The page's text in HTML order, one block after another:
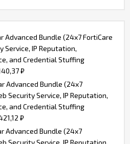
Advanced Bundle (24x7 FortiCare
Service, IP Reputation,
and Credential Stuffing
₽
Advanced Bundle (24x7
Security Service, IP Reputation,
and Credential Stuffing
₽
Advanced Bundle (24x7